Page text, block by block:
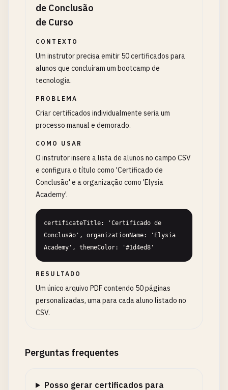
de Conclusão
de Curso
CONTEXTO
Um instrutor precisa emitir 50 certificados para
alunos que concluíram um bootcamp de
tecnologia.
PROBLEMA
Criar certificados individualmente seria um
processo manual e demorado.
COMO USAR
O instrutor insere a lista de alunos no campo CSV
e configura o título como 'Certificado de
Conclusão' e a organização como 'Elysia
Academy'.
certificateTitle: 'Certificado de
Conclusão', organizationName: 'Elysia
Academy', themeColor: '#1d4ed8'
RESULTADO
Um único arquivo PDF contendo 50 páginas
personalizadas, uma para cada aluno listado no
CSV.
Perguntas frequentes
Posso gerar certificados para